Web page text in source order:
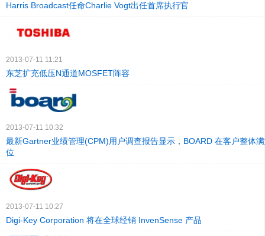
Harris Broadcast任命Charlie Vogt出任首席执行官
2013-07-11 11:21
东芝扩充低压N通道MOSFET阵容
2013-07-11 10:32
最新Gartner业绩管理(CPM)用户调查报告显示，BOARD 在客户整体
位
2013-07-11 10:27
Digi-Key Corporation 将在全球经销 InvenSense 产品